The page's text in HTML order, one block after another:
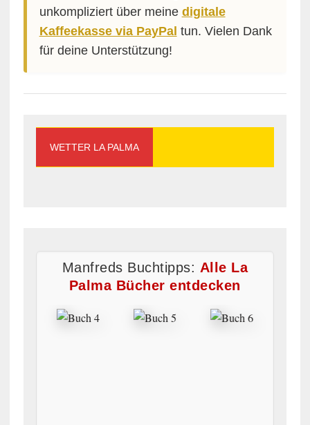
unkompliziert über meine digitale
Kaffeekasse via PayPal tun. Vielen Dank
für deine Unterstützung!
WETTER LA PALMA
Manfreds Buchtipps: Alle La
Palma Bücher entdecken